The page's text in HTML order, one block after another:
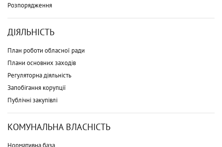
Розпорядження
ДІЯЛЬНІСТЬ
План роботи обласної ради
Плани основних заходів
Регуляторна діяльність
Запобігання корупції
Публічні закупівлі
КОМУНАЛЬНА ВЛАСНІСТЬ
Нормативна база